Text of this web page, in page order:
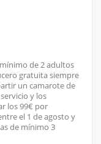
de 2 adultos
gratuita siempre
un camarote de
y los
los 99€ por
el 1 de agosto y
de mínimo 3